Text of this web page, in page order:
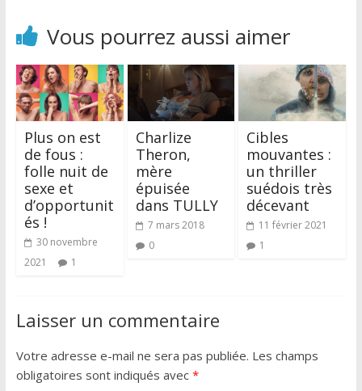
Vous pourrez aussi aimer
Plus on est
de fous :
folle nuit de
sexe et
d’opportunit
és !
30 novembre
2021
1
Charlize
Theron,
mère
épuisée
dans TULLY
7 mars 2018
0
Cibles
mouvantes :
un thriller
suédois très
décevant
11 février 2021
1
Laisser un commentaire
Votre adresse e-mail ne sera pas publiée. Les champs
obligatoires sont indiqués avec *